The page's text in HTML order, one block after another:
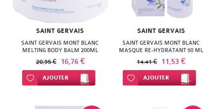
NORDIC
NUTERGIA
NUTRISANTE
OENOBIOL
FORM
SAINT GERVAIS
SAINT GERVAIS MONT BLANC
MELTING BODY BALM 200ML
20,95 € 16,76 €
Ajouter à ma liste d’envie
AJOUTER
SAINT GERVAIS
SAINT GERVAIS MONT BLANC
MASQUE RE-HYDRATANT 50 ML
14,41 € 11,53 €
Ajouter à ma liste d’envie
AJOUTER